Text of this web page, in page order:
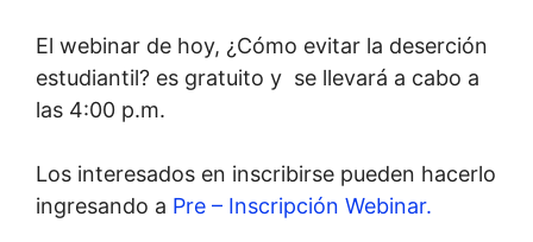
El webinar de hoy, ¿Cómo evitar la deserción
estudiantil? es gratuito y se llevará a cabo a
las 4:00 p.m.
Los interesados en inscribirse pueden hacerlo
ingresando a Pre – Inscripción Webinar.